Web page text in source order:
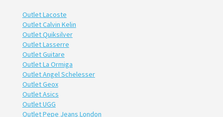
Outlet Lacoste
Outlet Calvin Kelin
Outlet Quiksilver
Outlet Lasserre
Outlet Guitare
Outlet La Ormiga
Outlet Angel Schelesser
Outlet Geox
Outlet Asics
Outlet UGG
Outlet Pepe Jeans London